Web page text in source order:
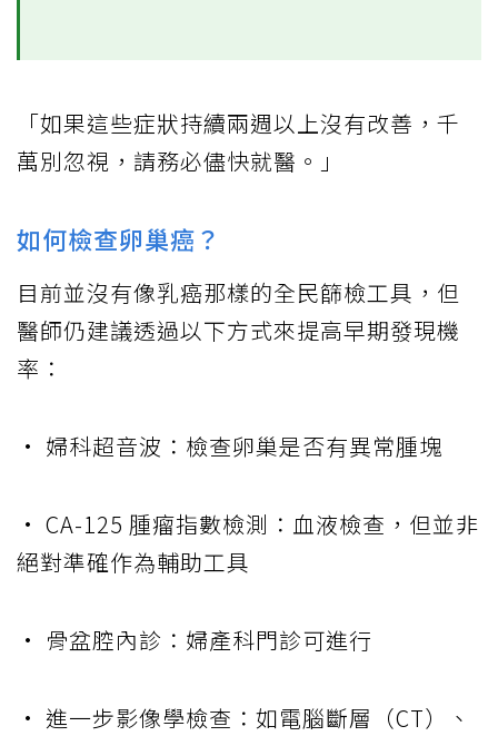
「如果這些症狀持續兩週以上沒有改善，千
萬別忽視，請務必儘快就醫。」
如何檢查卵巢癌？
目前並沒有像乳癌那樣的全民篩檢工具，但
醫師仍建議透過以下方式來提高早期發現機
率：
• 婦科超音波：檢查卵巢是否有異常腫塊
• CA-125 腫瘤指數檢測：血液檢查，但並非
絕對準確作為輔助工具
• 骨盆腔內診：婦產科門診可進行
• 進一步影像學檢查：如電腦斷層（CT）、